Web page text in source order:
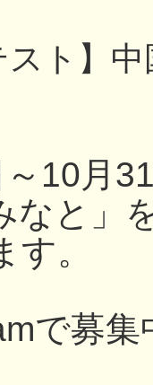
スト】
10月
なと
す。
で募集